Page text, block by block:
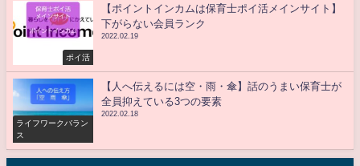
ポイ活
【ポイントインカムは保育士ポイ活メインサイト】
下がらない会員ランク
2022.02.19
ライフワークバラン
ス
【人へ伝えるには空・雨・傘】話のうまい保育士が
全員抑えている3つの要素
2022.02.18